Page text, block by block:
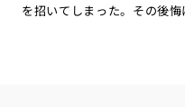
を招いてしまった。その後